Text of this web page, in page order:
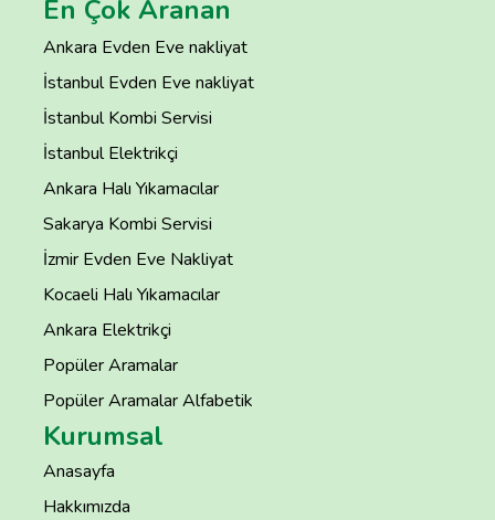
En Çok Aranan
Ankara Evden Eve nakliyat
İstanbul Evden Eve nakliyat
İstanbul Kombi Servisi
İstanbul Elektrikçi
Ankara Halı Yıkamacılar
Sakarya Kombi Servisi
İzmir Evden Eve Nakliyat
Kocaeli Halı Yıkamacılar
Ankara Elektrikçi
Popüler Aramalar
Popüler Aramalar Alfabetik
Kurumsal
Anasayfa
Hakkımızda